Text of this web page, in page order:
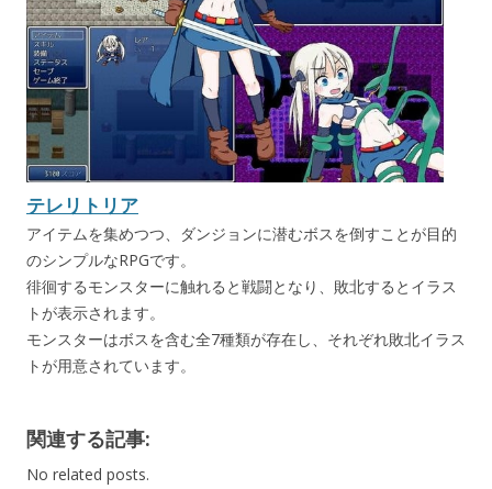
テレリトリア
アイテムを集めつつ、ダンジョンに潜むボスを倒すことが目的
のシンプルなRPGです。
徘徊するモンスターに触れると戦闘となり、敗北するとイラス
トが表示されます。
モンスターはボスを含む全7種類が存在し、それぞれ敗北イラス
トが用意されています。
関連する記事:
No related posts.